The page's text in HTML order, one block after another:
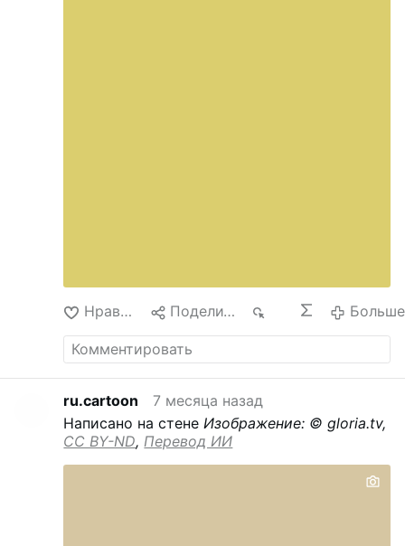
Нравится Поделиться Больше
ru.cartoon
7 месяца назад
Написано на стене Изображение: © gloria.tv,
CC BY-ND, Перевод ИИ